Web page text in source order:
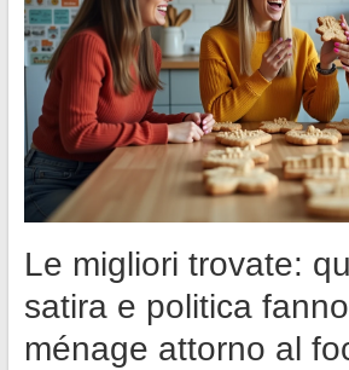
Le migliori trovate:
satira e politica
ménage attorno al